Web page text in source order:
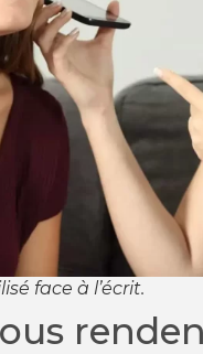
face à l’écrit.